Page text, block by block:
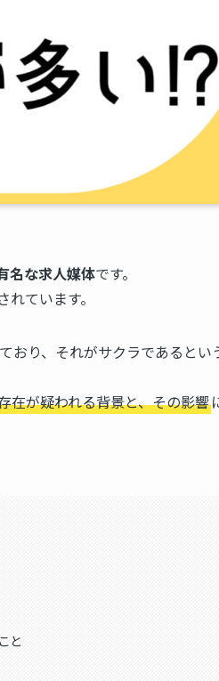
名な求人媒体です。
ています。
おり、それがサクラであるとい
在が疑われる背景と、その影響
と